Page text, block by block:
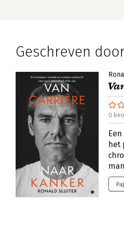
Geschreven
0
het